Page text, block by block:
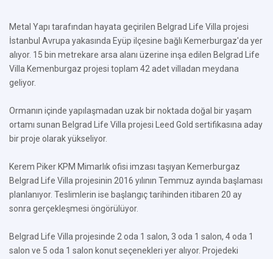
Metal Yapı tarafından hayata geçirilen Belgrad Life Villa projesi
İstanbul Avrupa yakasında Eyüp ilçesine bağlı Kemerburgaz'da yer
alıyor. 15 bin metrekare arsa alanı üzerine inşa edilen Belgrad Life
Villa Kemenburgaz projesi toplam 42 adet villadan meydana
geliyor.
Ormanın içinde yapılaşmadan uzak bir noktada doğal bir yaşam
ortamı sunan Belgrad Life Villa projesi Leed Gold sertifikasına aday
bir proje olarak yükseliyor.
Kerem Piker KPM Mimarlık ofisi imzası taşıyan Kemerburgaz
Belgrad Life Villa projesinin 2016 yılının Temmuz ayında başlaması
planlanıyor. Teslimlerin ise başlangıç tarihinden itibaren 20 ay
sonra gerçekleşmesi öngörülüyor.
Belgrad Life Villa projesinde 2 oda 1 salon, 3 oda 1 salon, 4 oda 1
salon ve 5 oda 1 salon konut seçenekleri yer alıyor. Projedeki